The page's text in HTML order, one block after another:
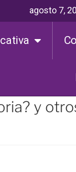
agosto 7,
y